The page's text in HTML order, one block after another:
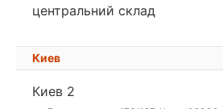
центральний склад
Киев
Киев 2